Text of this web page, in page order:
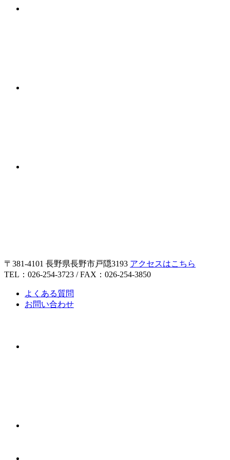
〒381-4101 長野県長野市戸隠3193 アクセスはこちら
TEL：026-254-3723 / FAX：026-254-3850
よくある質問
お問い合わせ